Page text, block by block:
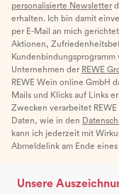
personalisierte Newsletter
erhalten. Ich bin damit
per E-Mail an mich
Aktionen,
Kundenbindungsprogramm
Unternehmen der REWE
REWE Wein online GmbH
Mails und Klicks auf Links
Zwecken verarbeitet
Daten, wie in den
kann ich jederzeit mit
Abmeldelink am Ende
Unsere